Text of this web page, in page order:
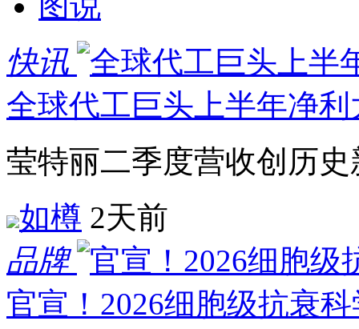
快讯
全球代工巨头上半年净利
莹特丽二季度营收创历史
如樽 2天前
品牌
官宣！2026细胞级抗衰